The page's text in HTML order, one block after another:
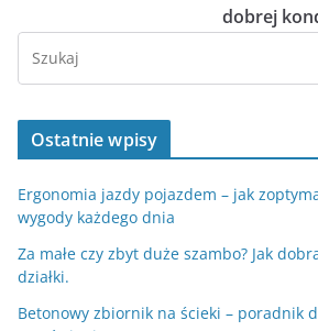
dobrej
Ostatnie wpisy
Ergonomia jazdy pojazdem – jak
wygody każdego dnia
Za małe czy zbyt duże szambo? Jak
działki.
Betonowy zbiornik na ścieki – poradnik